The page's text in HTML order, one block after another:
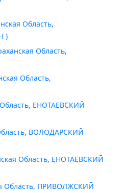
Область,
)
Область,
Область,
Область, ЕНОТАЕВСКИЙ
ВОЛОДАРСКИЙ
Область, ЕНОТАЕВСКИЙ
Область, ПРИВОЛЖСКИЙ